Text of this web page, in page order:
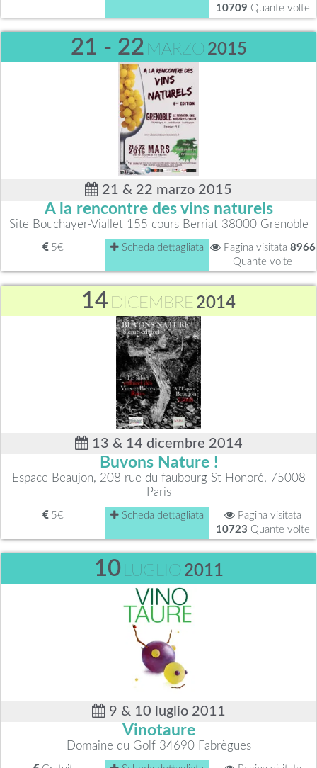
10709 Quante volte
21 - 22 MARZO 2015
21 & 22 marzo 2015
A la rencontre des vins naturels
Site Bouchayer-Viallet 155 cours Berriat 38000 Grenoble
5€ Scheda dettagliata Pagina visitata 8966
Quante volte
14 DICEMBRE 2014
13 & 14 dicembre 2014
Buvons Nature !
Espace Beaujon, 208 rue du faubourg St Honoré, 75008
Paris
5€ Scheda dettagliata
Pagina visitata
10723 Quante volte
10 LUGLIO 2011
9 & 10 luglio 2011
Vinotaure
Domaine du Golf 34690 Fabrègues